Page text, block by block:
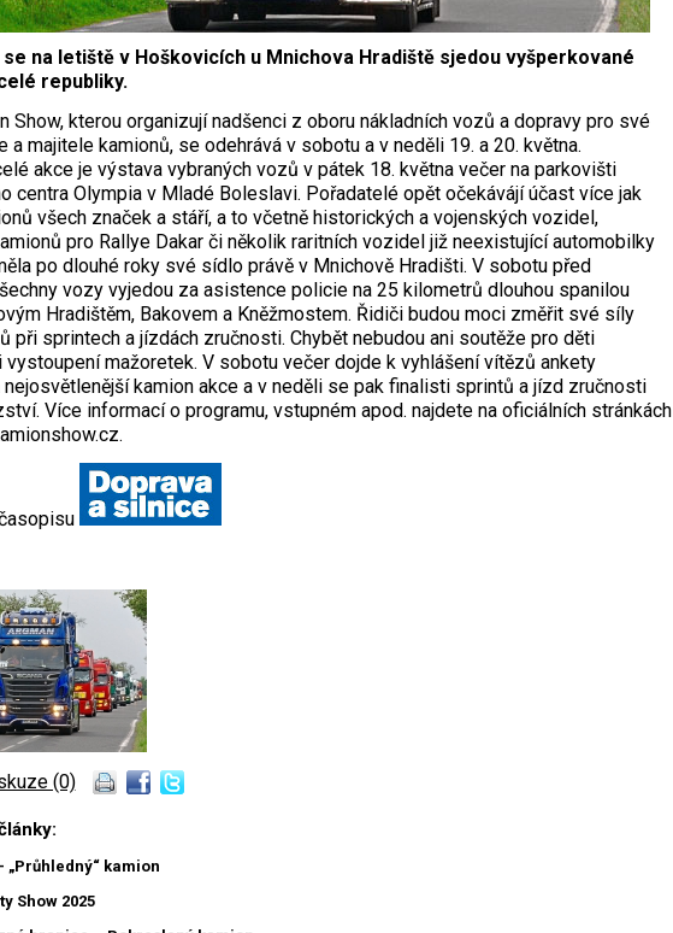
na letiště v Hoškovicích u Mnichova Hradiště sjedou vyšperkované
republiky.
Show, kterou organizují nadšenci z oboru nákladních vozů a dopravy pro své
a majitele kamionů, se odehrává v sobotu a v neděli 19. a 20. května.
akce je výstava vybraných vozů v pátek 18. května večer na parkovišti
centra Olympia v Mladé Boleslavi. Pořadatelé opět očekávájí účast více jak
všech značek a stáří, a to včetně historických a vojenských vozidel,
pro Rallye Dakar či několik raritních vozidel již neexistující automobilky
po dlouhé roky své sídlo právě v Mnichově Hradišti. V sobotu před
vozy vyjedou za asistence policie na 25 kilometrů dlouhou spanilou
Hradištěm, Bakovem a Kněžmostem. Řidiči budou moci změřit své síly
při sprintech a jízdách zručnosti. Chybět nebudou ani soutěže pro děti
vystoupení mažoretek. V sobotu večer dojde k vyhlášení vítězů ankety
nejosvětlenější kamion akce a v neděli se pak finalisti sprintů a jízd zručnosti
Více informací o programu, vstupném apod. najdete na oficiálních stránkách
(0)
„Průhledný“ kamion
Show 2025